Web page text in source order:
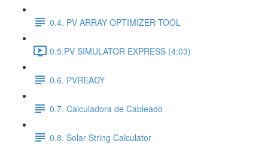
0.4. PV ARRAY OPTIMIZER TOOL
0.5.PV SIMULATOR EXPRESS (4:03)
0.6. PVREADY
0.7. Calculadora de Cableado
0.8. Solar String Calculator